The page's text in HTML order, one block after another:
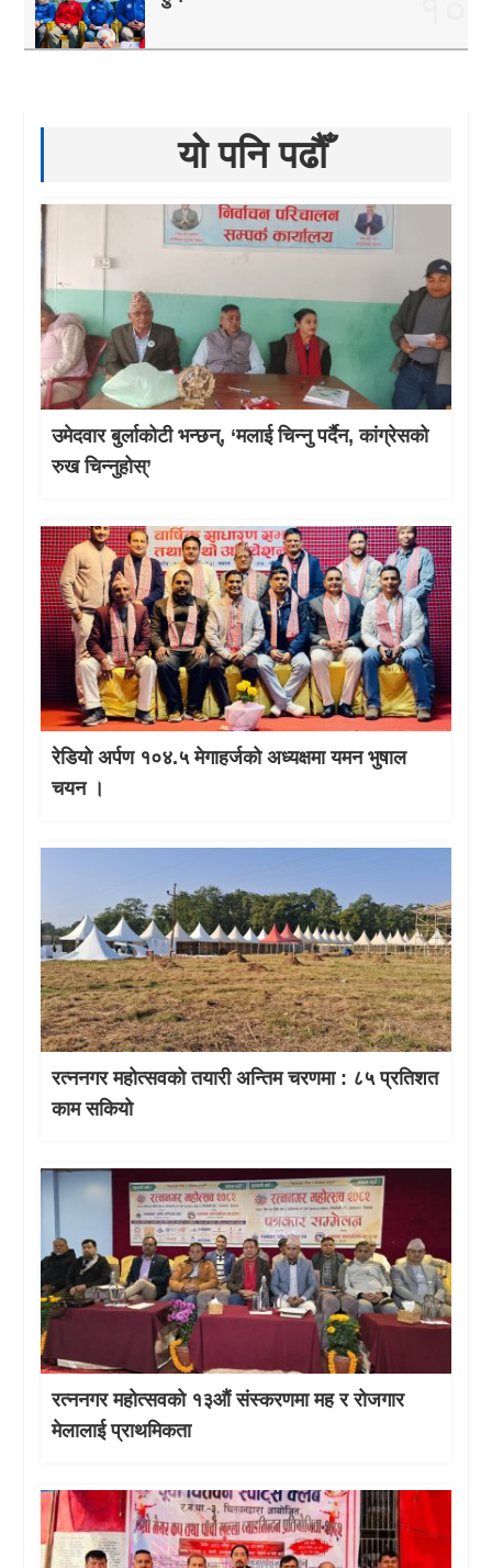
यो पनि पढौँ
उमेदवार बुर्लाकोटी भन्छन्, ‘मलाई चिन्नु पर्दैन, कांग्रेसको
रुख चिन्नुहोस्’
रेडियो अर्पण १०४.५ मेगाहर्जको अध्यक्षमा यमन भुषाल
चयन ।
रत्ननगर महोत्सवको तयारी अन्तिम चरणमा : ८५ प्रतिशत
काम सकियो
रत्ननगर महोत्सवको १३औं संस्करणमा मह र रोजगार
मेलालाई प्राथमिकता